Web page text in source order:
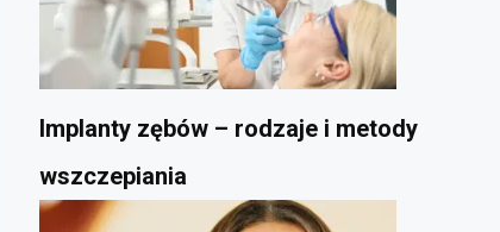
Implanty zębów – rodzaje i metody
wszczepiania